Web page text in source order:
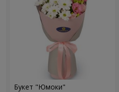
Букет "Юмоки"